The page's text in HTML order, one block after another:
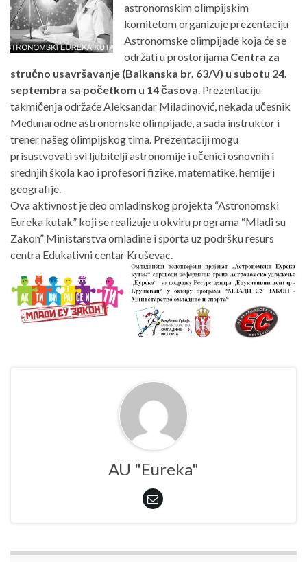
astronomskim olimpijskim
komitetom organizuje prezentaciju
Astronomske olimpijade koja će se
održati u prostorijama Centra za
stručno usavršavanje (Balkanska br. 63/V) u subotu 24.
septembra sa početkom u 14 časova. Prezentaciju
takmičenja održaće Aleksandar Miladinović, nekada učesnik
Međunarodne astronomske olimpijade, a sada instruktor i
trener našeg olimpijskog tima. Prezentaciji mogu
prisustvovati svi ljubitelji astronomije i učenici osnovnih i
srednjih škola kao i profesori fizike, matematike, hemije i
geografije.
Ova aktivnost je deo omladinskog projekta “Astronomski
Eureka kutak” koji se realizuje u okviru programa “Mladi su
Zakon” Ministarstva omladine i sporta uz podršku resurs
centra Edukativni centar Kruševac.
AU "Eureka"